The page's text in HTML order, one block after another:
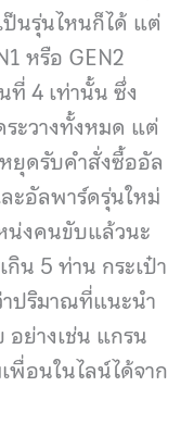
นรุ่นไหนก็ได้ แต่
หรือ GEN2
ที่ 4 เท่านั้น ซึ่ง
ะวางทั้งหมด แต่
ยุดรับคำสั่งซื้ออัล
ะอัลพาร์ดรุ่นใหม่
น่งคนขับแล้วนะ
กิน 5 ท่าน กระเป๋า
าปริมาณที่แนะนำ
ย่างเช่น แกรน
อนในไลน์ได้จาก